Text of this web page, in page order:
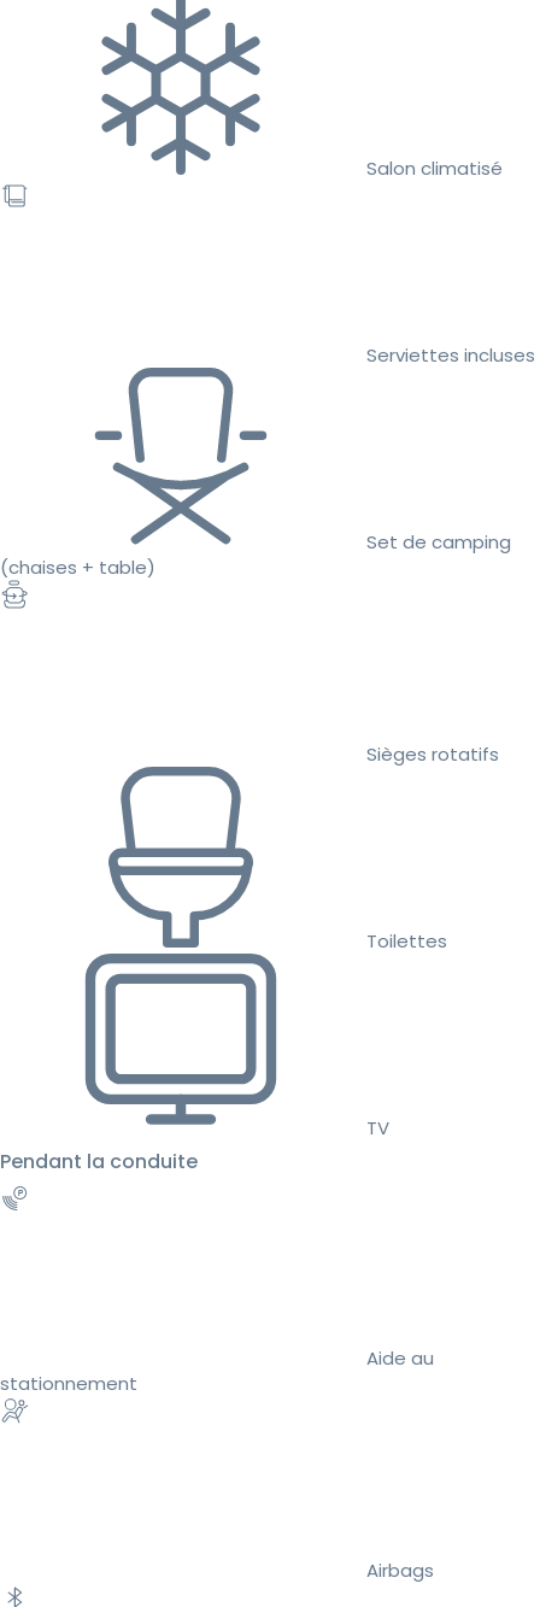
Salon climatisé
Serviettes incluses
Set de camping
(chaises + table)
Sièges rotatifs
Toilettes
TV
Pendant la conduite
Aide au
stationnement
Airbags